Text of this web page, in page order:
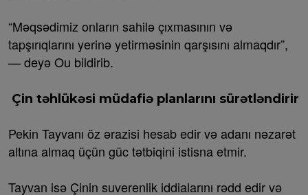
“Məqsədimiz onların sahilə çıxmasının və
tapşırıqlarını yerinə yetirməsinin qarşısını almaqdır”,
— deyə Ou bildirib.
Çin təhlükəsi müdafiə planlarını sürətləndirir
Pekin Tayvanı öz ərazisi hesab edir və adanı nəzarət
altına almaq üçün güc tətbiqini istisna etmir.
Tayvan isə Çinin suverenlik iddialarını rədd edir və